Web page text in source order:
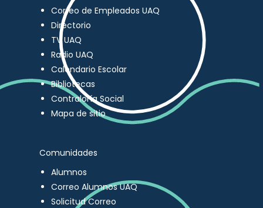
Correo de Empleados UAQ
Directorio
TV UAQ
Radio UAQ
Calendario Escolar
Bibliotecas
Contraloría Social
Mapa de sitio
Comunidades
Alumnos
Correo Alumnos UAQ
Solicitud Correo